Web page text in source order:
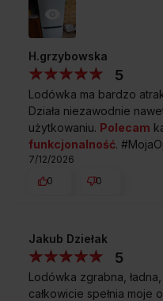
Simple
Panel sterujący
wyświetlane są
temperatur
nastawów w
Klasa
z klasą E
Dzięki Funkcji
dużą liczbę
i wartości
Sprawdź
H.grzybowska
5
Lodówka ma bardzo
Działa niezawodnie
użytkowaniu. Polecam
funkcjonalność.
7/12/2026
0
0
Jakub Dziełak
5
Lodówka zgrabna,
całkowicie spełnia moje